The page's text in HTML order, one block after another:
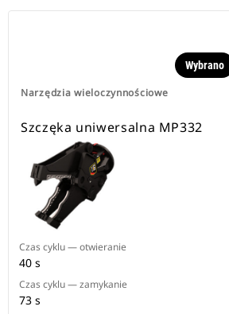
Narzędzia wieloczynnościowe
Wybrano
Szczęka uniwersalna MP332
Czas cyklu — otwieranie
40 s
Czas cyklu — zamykanie
73 s